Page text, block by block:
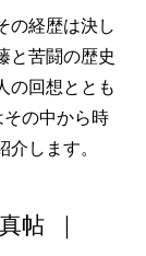
の経歴は決し
と苦闘の歴史
の回想ととも
の中から時
します。
帖 ｜